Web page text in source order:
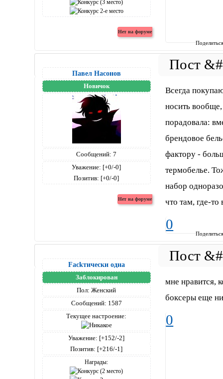
Павел Насонов
Новичок
Сообщений: 7
Уважение: [+0/-0]
Позитив: [+0/-0]
Всегда
носить
порадовала:
брендовое
фактору -
термобелье.
набор
что там, где-
0
Fackтически одна
Заблокирован
Пол: Женский
Сообщений: 1587
Текущее настроение:
Уважение: [+152/-2]
Позитив: [+216/-1]
Награды:
мне нравится,
боксеры еще
0